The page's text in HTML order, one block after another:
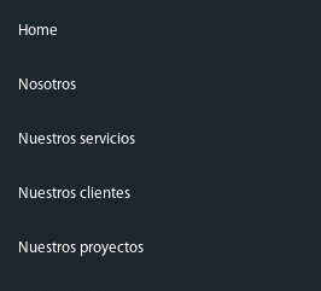
Home
Nosotros
Nuestros servicios
Nuestros clientes
Nuestros proyectos